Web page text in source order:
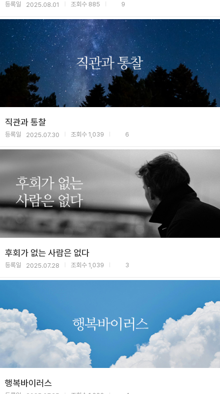
등록일 2025.08.01 조회수 885 9
직관과 통찰
등록일 2025.07.30 조회수 1,039 6
후회가 없는 사람은 없다
등록일 2025.07.28 조회수 1,039 3
행복바이러스